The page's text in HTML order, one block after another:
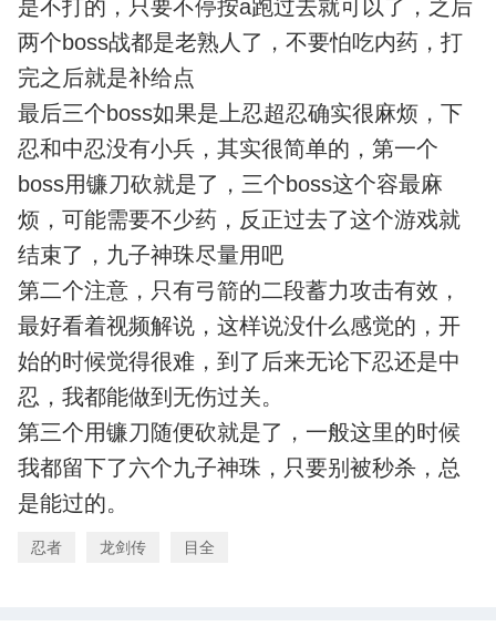
是不打的，只要不停按a跑过去就可以了，之后
两个boss战都是老熟人了，不要怕吃内药，打
完之后就是补给点
最后三个boss如果是上忍超忍确实很麻烦，下
忍和中忍没有小兵，其实很简单的，第一个
boss用镰刀砍就是了，三个boss这个容最麻
烦，可能需要不少药，反正过去了这个游戏就
结束了，九子神珠尽量用吧
第二个注意，只有弓箭的二段蓄力攻击有效，
最好看着视频解说，这样说没什么感觉的，开
始的时候觉得很难，到了后来无论下忍还是中
忍，我都能做到无伤过关。
第三个用镰刀随便砍就是了，一般这里的时候
我都留下了六个九子神珠，只要别被秒杀，总
是能过的。
忍者 龙剑传 目全